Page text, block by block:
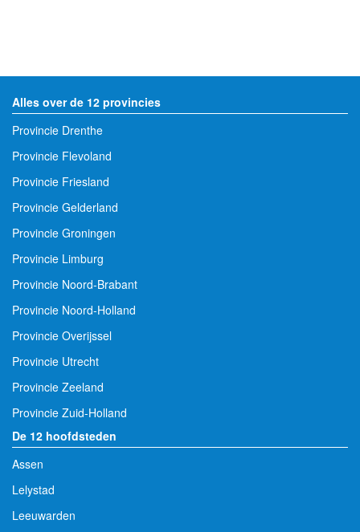
Alles over de 12 provincies
Provincie Drenthe
Provincie Flevoland
Provincie Friesland
Provincie Gelderland
Provincie Groningen
Provincie Limburg
Provincie Noord-Brabant
Provincie Noord-Holland
Provincie Overijssel
Provincie Utrecht
Provincie Zeeland
Provincie Zuid-Holland
De 12 hoofdsteden
Assen
Lelystad
Leeuwarden